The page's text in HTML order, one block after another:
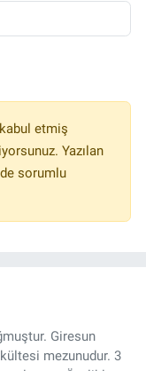
kabul etmiş
Yazılan
sorumlu
Giresun
mezunudur. 3
Özelikle